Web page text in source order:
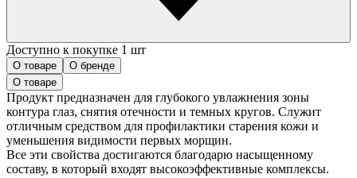
Доступно к покупке 1 шт
О товаре
О бренде
О товаре
Продукт предназначен для глубокого увлажнения зоны
контура глаз, снятия отечности и темных кругов. Служит
отличным средством для профилактики старения кожи и
уменьшения видимости первых морщин.
Все эти свойства достигаются благодарю насыщенному
составу, в который входят высокоэффективные комплексы.